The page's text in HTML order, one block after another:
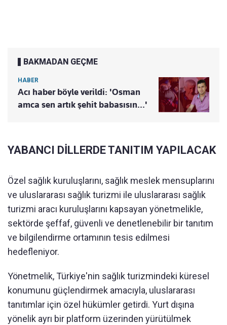
BAKMADAN GEÇME
HABER
Acı haber böyle verildi: 'Osman
amca sen artık şehit babasısın...'
YABANCI DİLLERDE TANITIM YAPILACAK
Özel sağlık kuruluşlarını, sağlık meslek mensuplarını
ve uluslararası sağlık turizmi ile uluslararası sağlık
turizmi aracı kuruluşlarını kapsayan yönetmelikle,
sektörde şeffaf, güvenli ve denetlenebilir bir tanıtım
ve bilgilendirme ortamının tesis edilmesi
hedefleniyor.
Yönetmelik, Türkiye'nin sağlık turizmindeki küresel
konumunu güçlendirmek amacıyla, uluslararası
tanıtımlar için özel hükümler getirdi. Yurt dışına
yönelik ayrı bir platform üzerinden yürütülmek